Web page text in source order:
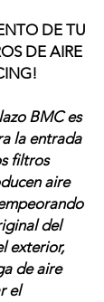
DE TU
DE AIRE
BMC es
la entrada
filtros
aire
del
exterior,
de aire
el